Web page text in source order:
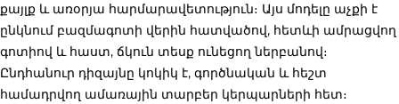
քայլք և առօրյա հարմարավետություն։ Այս մոդելը աչքի է
ընկնում բազմագոտի վերին հատվածով, հետևի ամրացվող
գոտիով և հաստ, ճկուն տեսք ունեցող ներբանով։
Ընդհանուր դիզայնը կոկիկ է, գործնական և հեշտ
համադրվող ամառային տարբեր կերպարների հետ։